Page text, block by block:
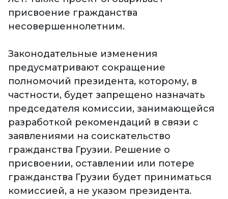
присвоение гражданства
несовершеннолетним.
Законодательные изменения
предусматривают сокращение
полномочий президента, которому, в
частности, будет запрещено назначать
председателя комиссии, занимающейся
разработкой рекомендаций в связи с
заявлениями на соискательство
гражданства Грузии. Решение о
присвоении, оставлении или потере
гражданства Грузии будет приниматься
комиссией, а не указом президента.